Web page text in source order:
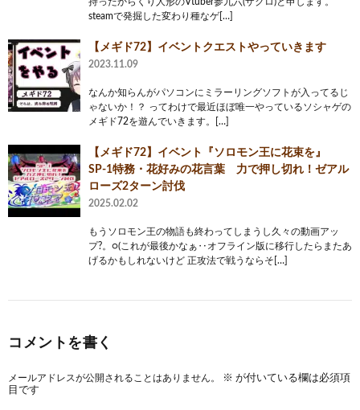
steamで発掘した変わり種なゲ[…]
【メギド72】イベントクエストやっていきます
2023.11.09
なんか知らんがパソコンにミラーリングソフトが入ってるじ
ゃないか！？ ってわけで最近ほぼ唯一やっているソシャゲの
メギド72を遊んでいきます。[…]
【メギド72】イベント『ソロモン王に花束を』
SP-1特務・花好みの花言葉 力で押し切れ！ゼアル
ローズ2ターン討伐
2025.02.02
もうソロモン王の物語も終わってしまうし久々の動画アッ
プ?。○(これが最後かなぁ‥オフライン版に移行したらまたあ
げるかもしれないけど 正攻法で戦うならそ[…]
コメントを書く
メールアドレスが公開されることはありません。 ※ が付いている欄は必須項
目です